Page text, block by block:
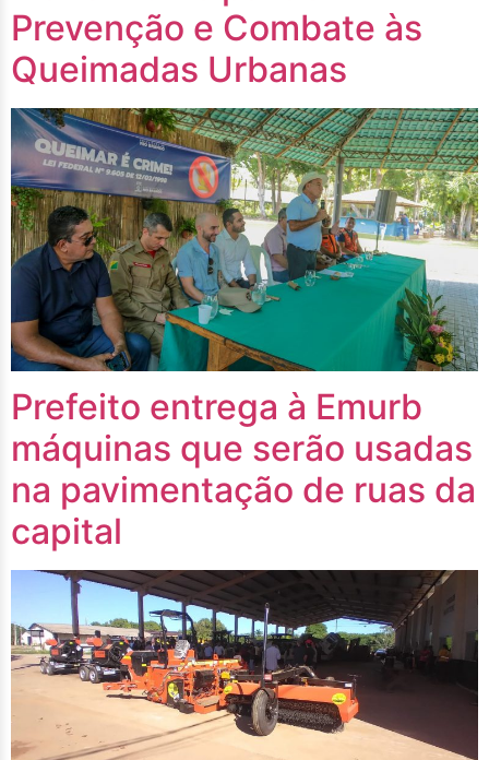
Prevenção e Combate às
Queimadas Urbanas
Prefeito entrega à Emurb
máquinas que serão usadas
na pavimentação de ruas da
capital